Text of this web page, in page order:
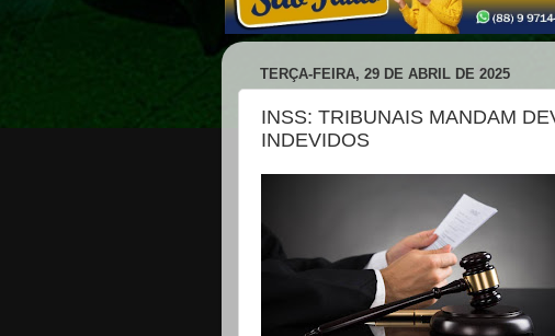
TERÇA-FEIRA, 29 DE ABRIL DE 2025
INSS: TRIBUNAIS MANDAM
INDEVIDOS